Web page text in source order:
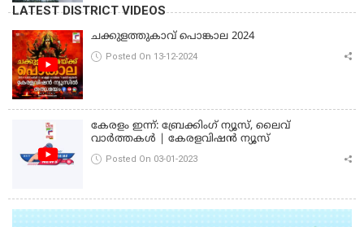
LATEST DISTRICT VIDEOS
ചക്കുളത്തുകാവ് പൊങ്കാല 2024
Posted On 13-12-2024
കേരളം ഇന്ന്: ബ്രേക്കിംഗ് ന്യൂസ്, ലൈവ്
വാർത്തകൾ | കേരളവിഷൻ ന്യൂസ്
Posted On 03-01-2023